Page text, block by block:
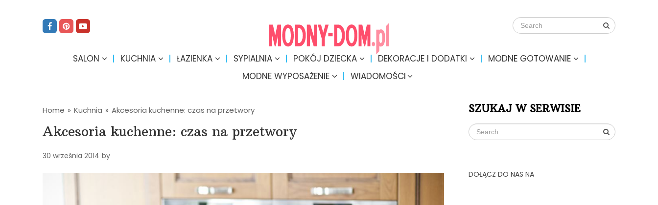
SALON KUCHNIA ŁAZIENKA SYPIALNIA POKÓJ DZIECKA DEKORACJE I DODATKI
MODNE GOTOWANIE
MODNE WYPOSAŻENIE
WIADOMOŚCI
Home » Kuchnia » Akcesoria kuchenne: czas na przetwory
Akcesoria kuchenne: czas na przetwory
30 września 2014 by
SZUKAJ W SERWISIE
DOŁĄCZ DO NAS NA